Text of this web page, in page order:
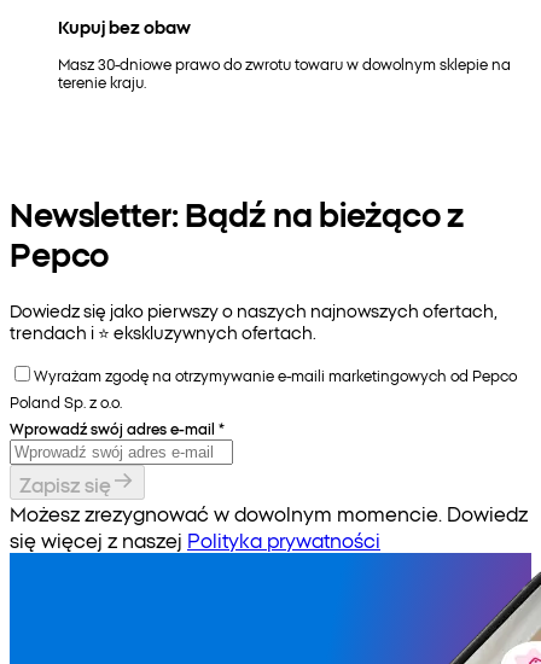
Kupuj bez obaw
Masz 30-dniowe prawo do zwrotu towaru w dowolnym sklepie na
terenie kraju.
Newsletter: Bądź na bieżąco z
Pepco
Dowiedz się jako pierwszy o naszych najnowszych ofertach,
trendach i ⭐️ ekskluzywnych ofertach.
Wyrażam zgodę na otrzymywanie e-maili marketingowych od Pepco
Poland Sp. z o.o.
Wprowadź swój adres e-mail *
Zapisz się
Możesz zrezygnować w dowolnym momencie. Dowiedz
się więcej z naszej Polityka prywatności